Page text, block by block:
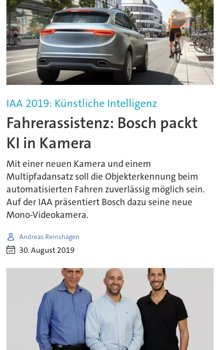
IAA 2019: Künstliche Intelligenz
Fahrerassistenz: Bosch packt
KI in Kamera
Mit einer neuen Kamera und einem
Multipfadansatz soll die Objekterkennung beim
automatisierten Fahren zuverlässig möglich sein.
Auf der IAA präsentiert Bosch dazu seine neue
Mono-Videokamera.
Andreas Reinshagen
30. August 2019